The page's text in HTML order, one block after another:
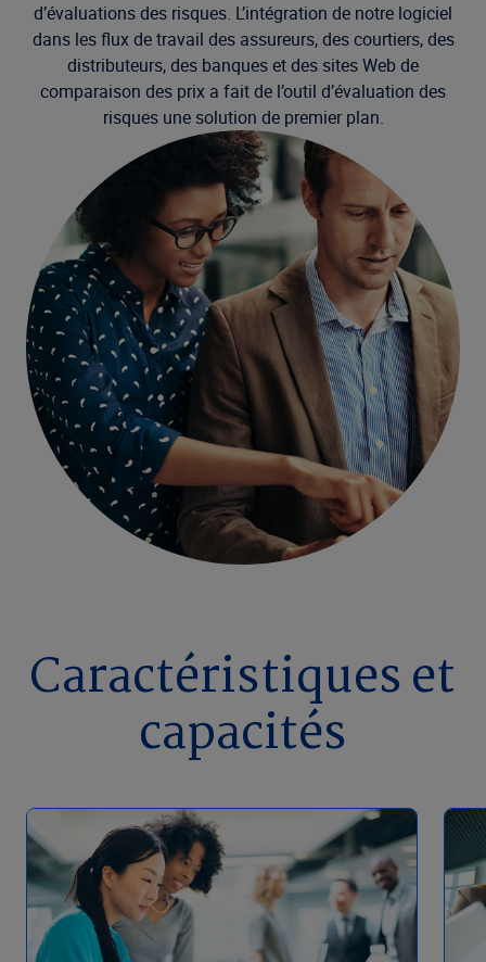
d’évaluations des risques. L’intégration de notre logiciel
dans les flux de travail des assureurs, des courtiers, des
distributeurs, des banques et des sites Web de
comparaison des prix a fait de l’outil d’évaluation des
risques une solution de premier plan.
Caractéristiques et
capacités